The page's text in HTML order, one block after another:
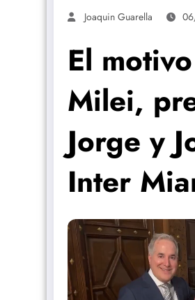
Joaquin Guarella
El
Milei,
Jorge y
Inter